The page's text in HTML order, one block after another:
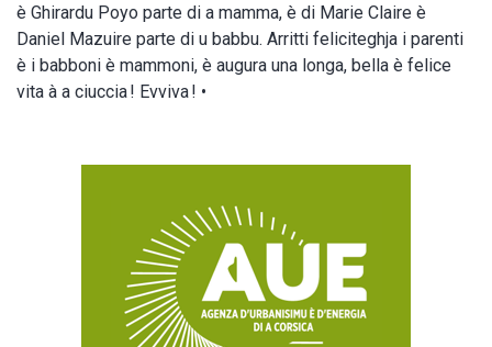
è Ghirardu Poyo parte di a mamma, è di Marie Claire è
Daniel Mazuire parte di u babbu. Arritti feliciteghja i parenti
è i babboni è mammoni, è augura una longa, bella è felice
vita à a ciuccia ! Evviva ! •